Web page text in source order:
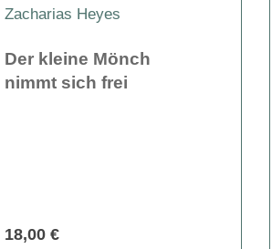
Zacharias Heyes
Der kleine Mönch
nimmt sich frei
18,00 €